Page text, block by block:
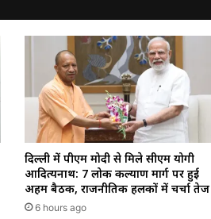
दिल्ली में पीएम मोदी से मिले सीएम योगी
आदित्यनाथ: 7 लोक कल्याण मार्ग पर हुई
अहम बैठक, राजनीतिक हलकों में चर्चा तेज
6 hours ago